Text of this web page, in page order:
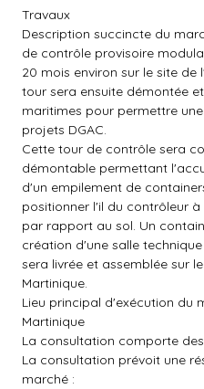
Travaux
Description succincte du
de contrôle provisoire
20 mois environ sur le site
tour sera ensuite démontée
maritimes pour permettre
projets DGAC.
Cette tour de contrôle sera
démontable permettant
d'un empilement de
positionner l'il du contrôleur
par rapport au sol. Un
création d'une salle
sera livrée et assemblée sur
Martinique.
Lieu principal d'exécution du
Martinique
La consultation comporte
La consultation prévoit une
marché :